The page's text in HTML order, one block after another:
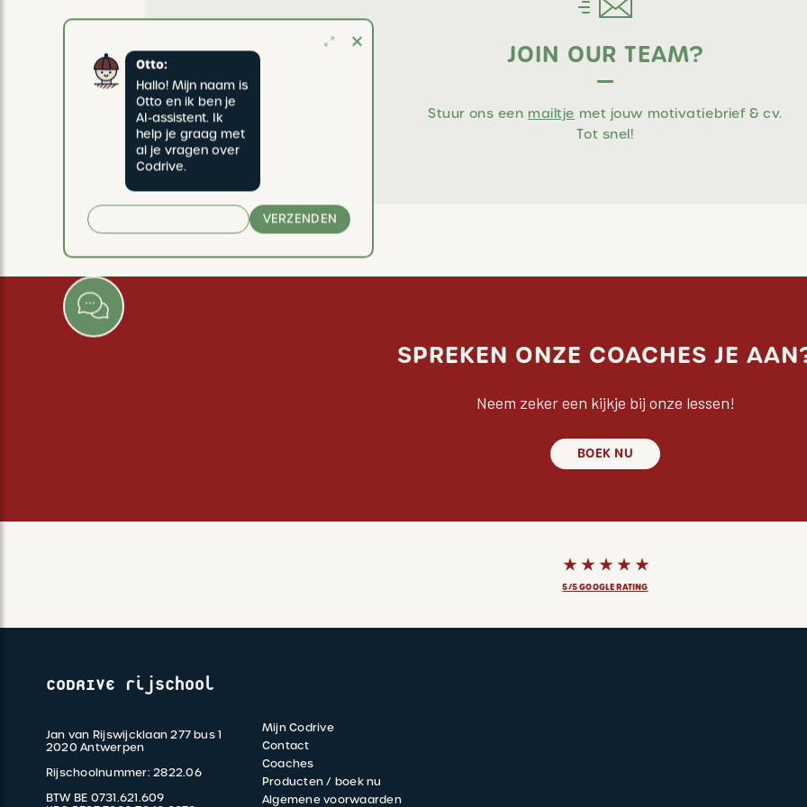
JOIN OUR TEAM?
Stuur ons een mailtje met jouw motivatiebrief & cv.
Tot snel!
Otto:
Hallo! Mijn naam is
Otto en ik ben je
AI-assistent. Ik
help je graag met
al je vragen over
Codrive.
VERZENDEN
SPREKEN ONZE COACHES JE
Neem zeker een kijkje bij onze lessen!
BOEK NU
5/5 GOOGLE RATING
CODRIVE rijschool
Jan van Rijswijcklaan 277 bus 1
2020 Antwerpen
Rijschoolnummer: 2822.06
BTW BE 0731.621.609
FOOTER
MENU
Mijn Codrive
Contact
Coaches
Producten / boek nu
Algemene voorwaarden